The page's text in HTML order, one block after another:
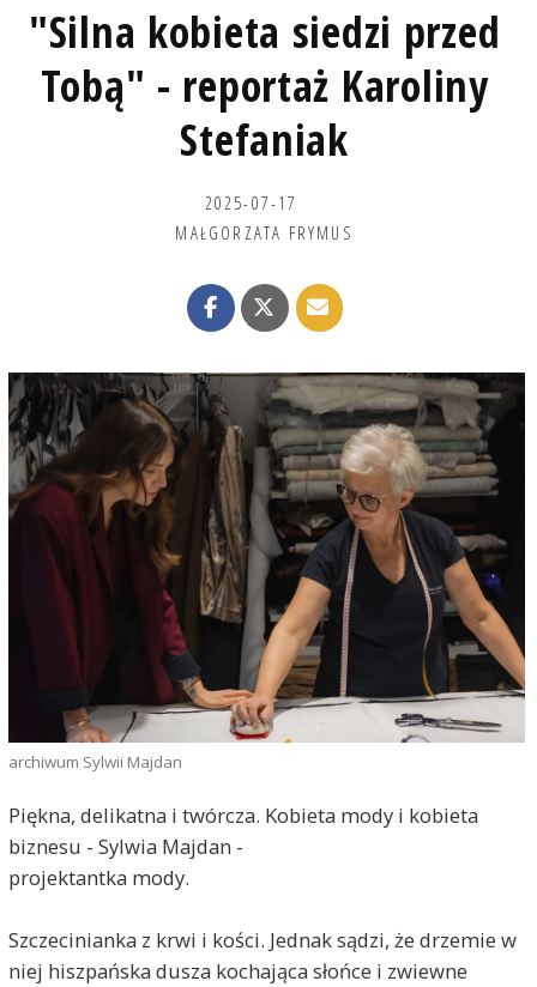
"Silna kobieta siedzi przed
Tobą" - reportaż Karoliny
Stefaniak
2025-07-17
MAŁGORZATA FRYMUS
archiwum Sylwii Majdan
Piękna, delikatna i twórcza. Kobieta mody i kobieta
biznesu - Sylwia Majdan -
projektantka mody.
Szczecinianka z krwi i kości. Jednak sądzi, że drzemie w
niej hiszpańska dusza kochająca słońce i zwiewne